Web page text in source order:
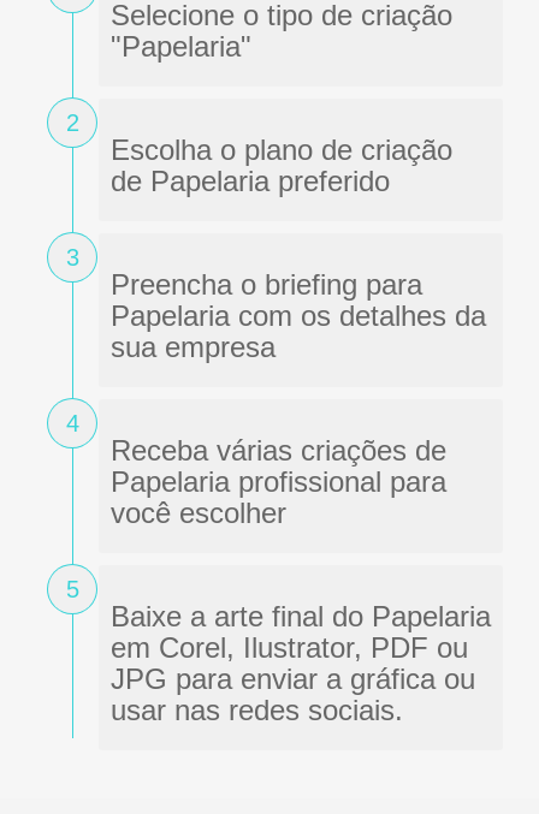
Selecione o tipo de criação
"Papelaria"
2
Escolha o plano de criação
de Papelaria preferido
3
Preencha o briefing para
Papelaria com os detalhes da
sua empresa
4
Receba várias criações de
Papelaria profissional para
você escolher
5
Baixe a arte final do Papelaria
em Corel, Ilustrator, PDF ou
JPG para enviar a gráfica ou
usar nas redes sociais.